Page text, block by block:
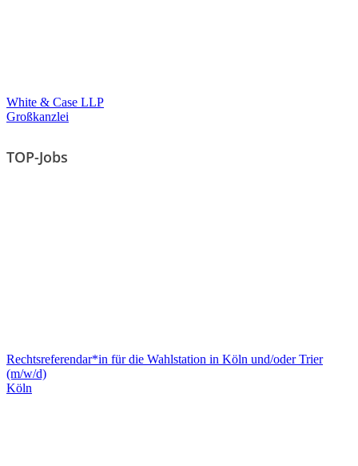
White & Case LLP
Großkanzlei
TOP-Jobs
Rechtsreferendar*in für die Wahlstation in Köln und/oder Trier
(m/w/d)
Köln